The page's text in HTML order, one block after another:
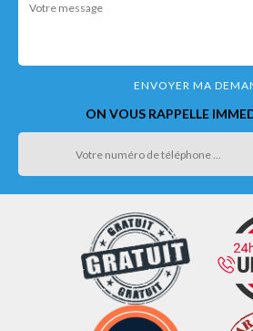
ON VOUS RAPPELLE